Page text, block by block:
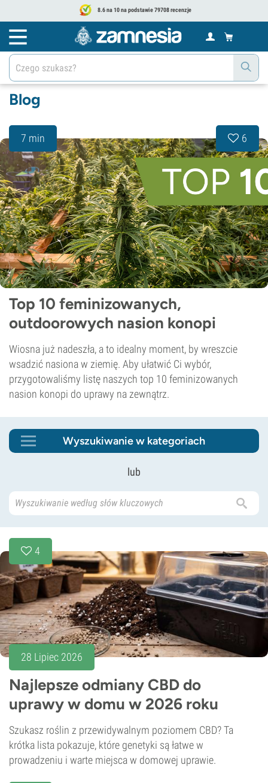
8.6 na 10 na podstawie 79708 recenzje
Blog
7 min 6
Top 10 feminizowanych,
outdoorowych nasion konopi
Wiosna już nadeszła, a to idealny moment, by wreszcie
wsadzić nasiona w ziemię. Aby ułatwić Ci wybór,
przygotowaliśmy listę naszych top 10 feminizowanych
nasion konopi do uprawy na zewnątrz.
Wyszukiwanie w kategoriach
lub
4
28 Lipiec 2026
Najlepsze odmiany CBD do
uprawy w domu w 2026 roku
Szukasz roślin z przewidywalnym poziomem CBD? Ta
krótka lista pokazuje, które genetyki są łatwe w
prowadzeniu i warte miejsca w domowej uprawie.